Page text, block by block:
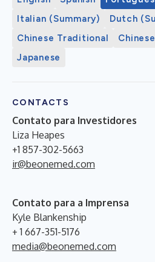
Italian (Summary)
Dutch
Chinese Traditional
Japanese
CONTACTS
Contato para Investidores
Liza Heapes
+1 857-302-5663
ir@beonemed.com
Contato para a Imprensa
Kyle Blankenship
+ 1 667-351-5176
media@beonemed.com